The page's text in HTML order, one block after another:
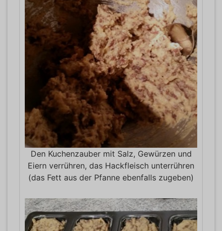
Den Kuchenzauber mit Salz, Gewürzen und
Eiern verrühren, das Hackfleisch unterrühren
(das Fett aus der Pfanne ebenfalls zugeben)